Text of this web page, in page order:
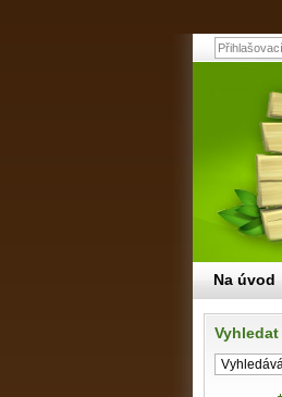
Vyhledat
Na úvod